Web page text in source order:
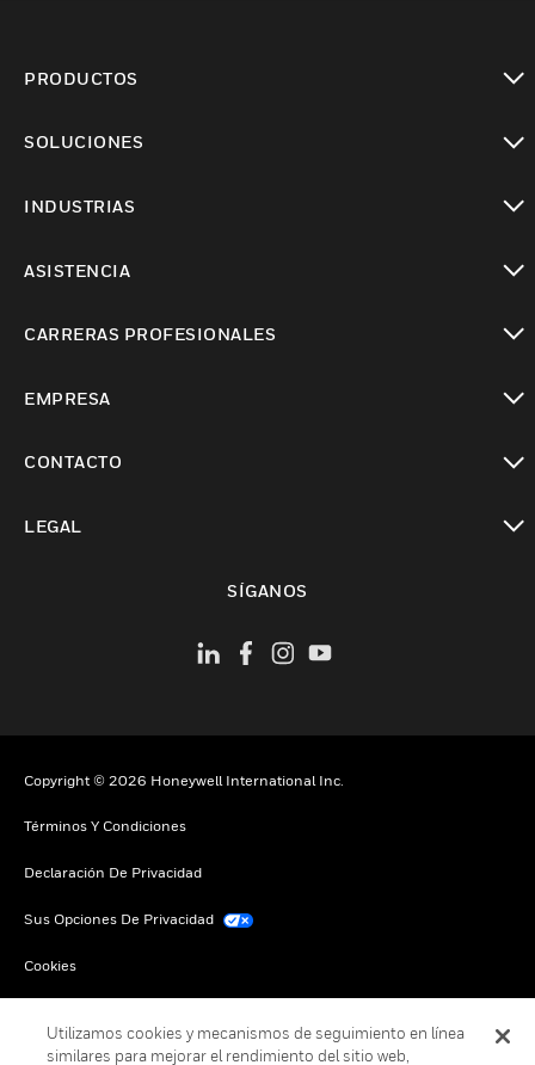
PRODUCTOS
SOLUCIONES
INDUSTRIAS
ASISTENCIA
CARRERAS PROFESIONALES
EMPRESA
CONTACTO
LEGAL
SÍGANOS
Copyright © 2026 Honeywell International Inc.
Términos Y Condiciones
Declaración De Privacidad
Sus Opciones De Privacidad
Cookies
Utilizamos cookies y mecanismos de seguimiento en línea
similares para mejorar el rendimiento del sitio web,